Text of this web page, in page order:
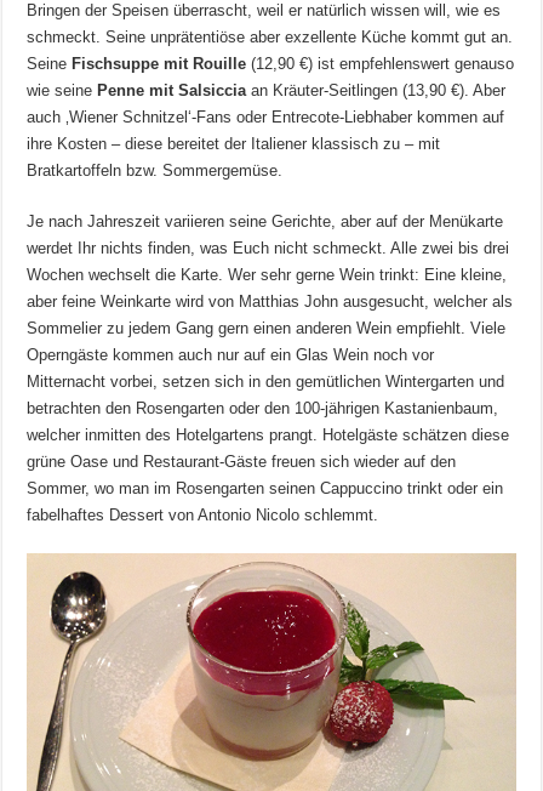
Bringen der Speisen überrascht, weil er natürlich wissen will, wie es
schmeckt. Seine unprätentiöse aber exzellente Küche kommt gut an.
Seine Fischsuppe mit Rouille (12,90 €) ist empfehlenswert genauso
wie seine Penne mit Salsicciaan Kräuter-Seitlingen (13,90 €). Aber
auch ‚Wiener Schnitzel‘-Fans oder Entrecote-Liebhaber kommen auf
ihre Kosten – diese bereitet der Italiener klassisch zu – mit
Bratkartoffeln bzw. Sommergemüse.
Je nach Jahreszeit variieren seine Gerichte, aber auf der Menükarte
werdet Ihr nichts finden, was Euch nicht schmeckt. Alle zwei bis drei
Wochen wechselt die Karte. Wer sehr gerne Wein trinkt: Eine kleine,
aber feine Weinkarte wird von Matthias John ausgesucht, welcher als
Sommelier zu jedem Gang gern einen anderen Wein empfiehlt. Viele
Operngäste kommen auch nur auf ein Glas Wein noch vor
Mitternacht vorbei, setzen sich in den gemütlichen Wintergarten und
betrachten den Rosengarten oder den 100-jährigen Kastanienbaum,
welcher inmitten des Hotelgartens prangt. Hotelgäste schätzen diese
grüne Oase und Restaurant-Gäste freuen sich wieder auf den
Sommer, wo man im Rosengarten seinen Cappuccino trinkt oder ein
fabelhaftes Dessert von Antonio Nicolo schlemmt.